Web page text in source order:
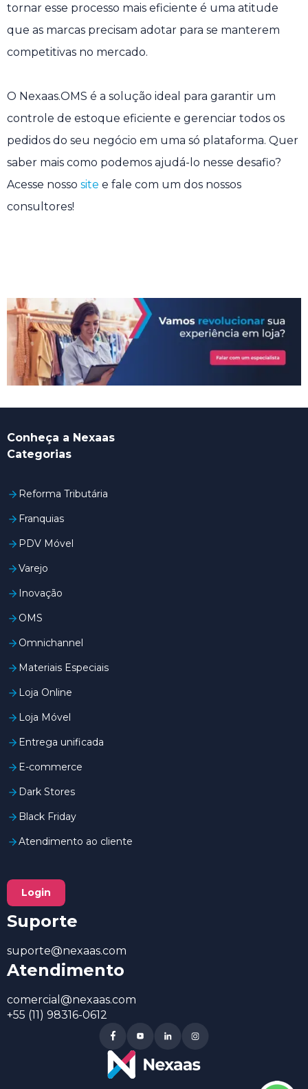
tornar esse processo mais eficiente é uma atitude
que as marcas precisam adotar para se manterem
competitivas no mercado.
O Nexaas.OMS é a solução ideal para garantir um
controle de estoque eficiente e gerenciar todos os
pedidos do seu negócio em uma só plataforma. Quer
saber mais como podemos ajudá-lo nesse desafio?
Acesse nosso site e fale com um dos nossos
consultores!
Conheça a Nexaas
Categorias
Reforma Tributária
Franquias
PDV Móvel
Varejo
Inovação
OMS
Omnichannel
Materiais Especiais
Loja Online
Loja Móvel
Entrega unificada
E-commerce
Dark Stores
Black Friday
Atendimento ao cliente
Login
Suporte
suporte@nexaas.com
Atendimento
comercial@nexaas.com
+55 (11) 98316-0612